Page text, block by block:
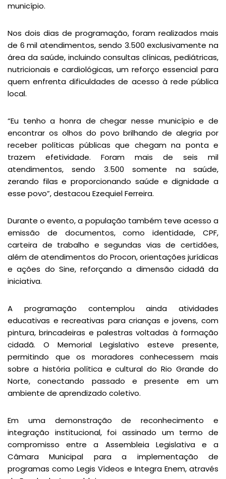
município.
Nos dois dias de programação, foram realizados mais
de 6 mil atendimentos, sendo 3.500 exclusivamente na
área da saúde, incluindo consultas clínicas, pediátricas,
nutricionais e cardiológicas, um reforço essencial para
quem enfrenta dificuldades de acesso à rede pública
local.
“Eu tenho a honra de chegar nesse município e de
encontrar os olhos do povo brilhando de alegria por
receber políticas públicas que chegam na ponta e
trazem efetividade. Foram mais de seis mil
atendimentos, sendo 3.500 somente na saúde,
zerando filas e proporcionando saúde e dignidade a
esse povo”, destacou Ezequiel Ferreira.
Durante o evento, a população também teve acesso a
emissão de documentos, como identidade, CPF,
carteira de trabalho e segundas vias de certidões,
além de atendimentos do Procon, orientações jurídicas
e ações do Sine, reforçando a dimensão cidadã da
iniciativa.
A programação contemplou ainda atividades
educativas e recreativas para crianças e jovens, com
pintura, brincadeiras e palestras voltadas à formação
cidadã. O Memorial Legislativo esteve presente,
permitindo que os moradores conhecessem mais
sobre a história política e cultural do Rio Grande do
Norte, conectando passado e presente em um
ambiente de aprendizado coletivo.
Em uma demonstração de reconhecimento e
integração institucional, foi assinado um termo de
compromisso entre a Assembleia Legislativa e a
Câmara Municipal para a implementação de
programas como Legis Vídeos e Integra Enem, através